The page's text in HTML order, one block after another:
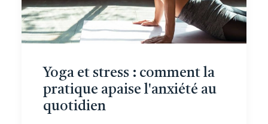
Yoga et stress : comment la
pratique apaise l'anxiété au
quotidien